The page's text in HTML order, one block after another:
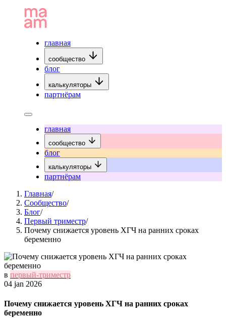
главная
сообщество
блог
калькуляторы
партнёрам
главная
сообщество
блог
калькуляторы
партнёрам
Главная/
Сообщество/
Блог/
Первый триместр/
Почему снижается уровень ХГЧ на ранних сроках
беременно
в первый-триместр
04 jan 2026
Почему снижается уровень ХГЧ на ранних сроках
беременно